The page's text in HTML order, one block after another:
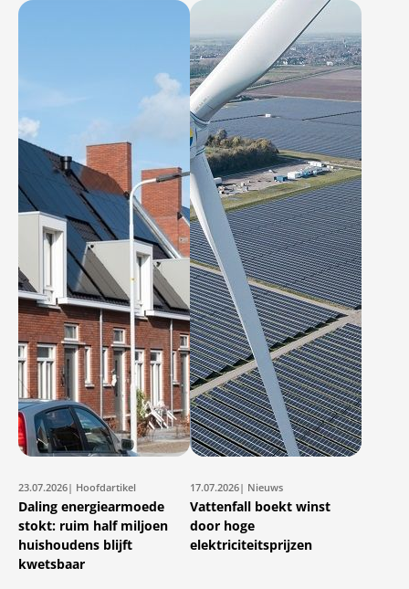
23.07.2026| Hoofdartikel
Daling energiearmoede
stokt: ruim half miljoen
huishoudens blijft
kwetsbaar
17.07.2026| Nieuws
Vattenfall boekt winst
door hoge
elektriciteitsprijzen